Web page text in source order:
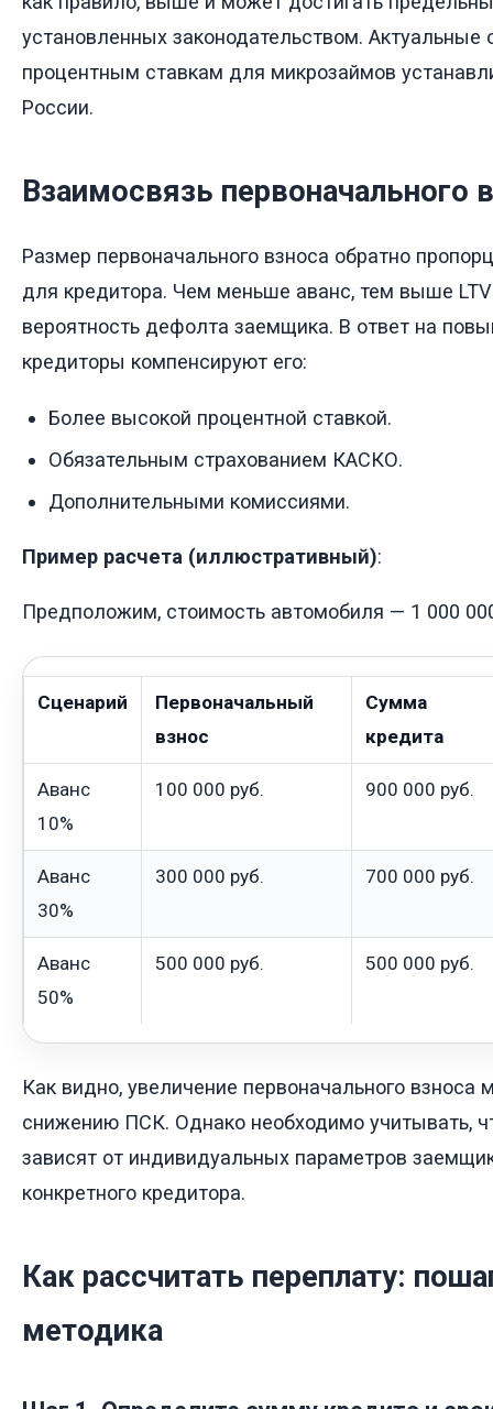
установленных законодательством. Актуальные
процентным ставкам для микрозаймов
России.
Взаимосвязь первоначального
Размер первоначального взноса обратно
для кредитора. Чем меньше аванс, тем выше
вероятность дефолта заемщика. В ответ на
кредиторы компенсируют его:
Более высокой процентной ставкой.
Обязательным страхованием КАСКО.
Дополнительными комиссиями.
Пример расчета (иллюстративный):
Предположим, стоимость автомобиля — 1 000
Сценарий
Первоначальный
взнос
Сумма
кредита
Аванс
10%
100 000 руб. 900 000 руб.
Аванс
30%
300 000 руб. 700 000 руб.
Аванс
50%
500 000 руб. 500 000 руб.
Как видно, увеличение первоначального взноса
снижению ПСК. Однако необходимо учитывать,
зависят от индивидуальных параметров
конкретного кредитора.
Как рассчитать переплату:
методика